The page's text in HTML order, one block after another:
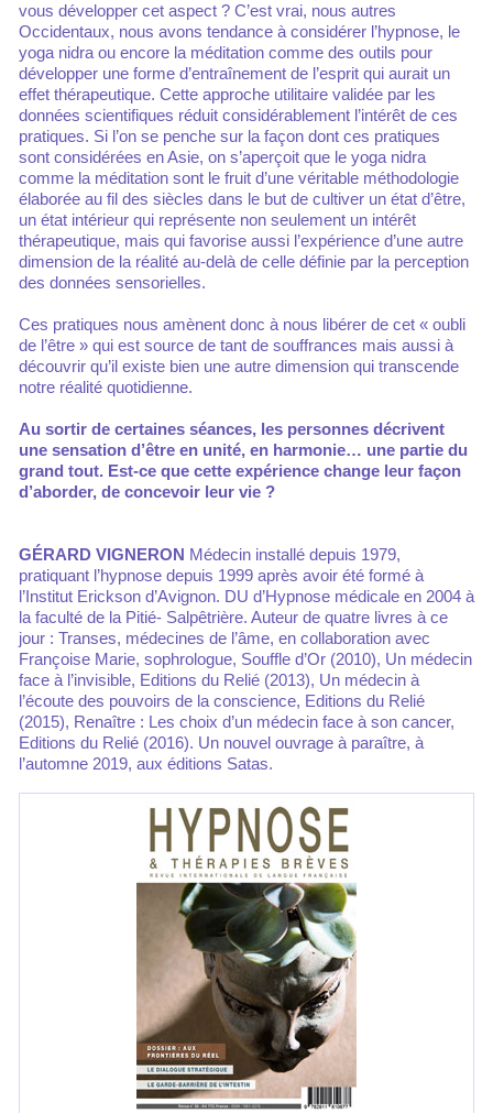
vous développer cet aspect ? C’est vrai, nous autres
Occidentaux, nous avons tendance à considérer l’hypnose, le
yoga nidra ou encore la méditation comme des outils pour
développer une forme d’entraînement de l’esprit qui aurait un
effet thérapeutique. Cette approche utilitaire validée par les
données scientifiques réduit considérablement l’intérêt de ces
pratiques. Si l’on se penche sur la façon dont ces pratiques
sont considérées en Asie, on s’aperçoit que le yoga nidra
comme la méditation sont le fruit d’une véritable méthodologie
élaborée au fil des siècles dans le but de cultiver un état d’être,
un état intérieur qui représente non seulement un intérêt
thérapeutique, mais qui favorise aussi l’expérience d’une autre
dimension de la réalité au-delà de celle définie par la perception
des données sensorielles.
Ces pratiques nous amènent donc à nous libérer de cet « oubli
de l’être » qui est source de tant de souffrances mais aussi à
découvrir qu’il existe bien une autre dimension qui transcende
notre réalité quotidienne.
Au sortir de certaines séances, les personnes décrivent
une sensation d’être en unité, en harmonie… une partie du
grand tout. Est-ce que cette expérience change leur façon
d’aborder, de concevoir leur vie ?
GÉRARD VIGNERON Médecin installé depuis 1979,
pratiquant l’hypnose depuis 1999 après avoir été formé à
l’Institut Erickson d’Avignon. DU d’Hypnose médicale en 2004 à
la faculté de la Pitié- Salpêtrière. Auteur de quatre livres à ce
jour : Transes, médecines de l’âme, en collaboration avec
Françoise Marie, sophrologue, Souffle d’Or (2010), Un médecin
face à l’invisible, Editions du Relié (2013), Un médecin à
l’écoute des pouvoirs de la conscience, Editions du Relié
(2015), Renaître : Les choix d’un médecin face à son cancer,
Editions du Relié (2016). Un nouvel ouvrage à paraître, à
l’automne 2019, aux éditions Satas.